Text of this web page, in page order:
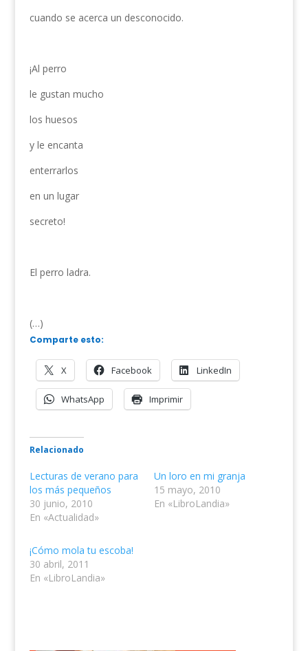
cuando se acerca un desconocido.
¡Al perro
le gustan mucho
los huesos
y le encanta
enterrarlos
en un lugar
secreto!
El perro ladra.
(…)
Comparte esto:
X Facebook LinkedIn
WhatsApp Imprimir
Relacionado
Lecturas de verano para
los más pequeños
30 junio, 2010
En «Actualidad»
Un loro en mi granja
15 mayo, 2010
En «LibroLandia»
¡Cómo mola tu escoba!
30 abril, 2011
En «LibroLandia»